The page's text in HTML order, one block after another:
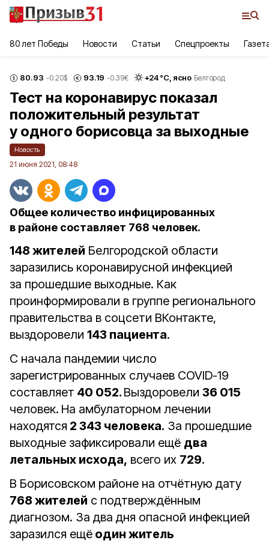
80 лет Победы Новости Статьи Спецпроекты
80.93 -0.20$ 93.19 -0.39€ +24°С, ясно Белгород
Тест на коронавирус показал
положительный результат
у одного борисовца за выходные
Новость
21 июня 2021, 08:48
Общее количество инфицированных
в районе составляет 768 человек.
148 жителей Белгородской области
заразились коронавирусной инфекцией
за прошедшие выходные. Как
проинформировали в группе регионального
правительства в соцсети ВКонтакте,
выздоровели 143 пациента.
С начала пандемии число
зарегистрированных случаев COVID-19
составляет 40 052. Выздоровели 36 015
человек. На амбулаторном лечении
находятся 2 343 человека. За прошедшие
выходные зафиксировали ещё два
летальных исхода, всего их 729.
В Борисовском районе на отчётную дату
768 жителей с подтверждённым
диагнозом. За два дня опасной инфекцией
заразился ещё один житель